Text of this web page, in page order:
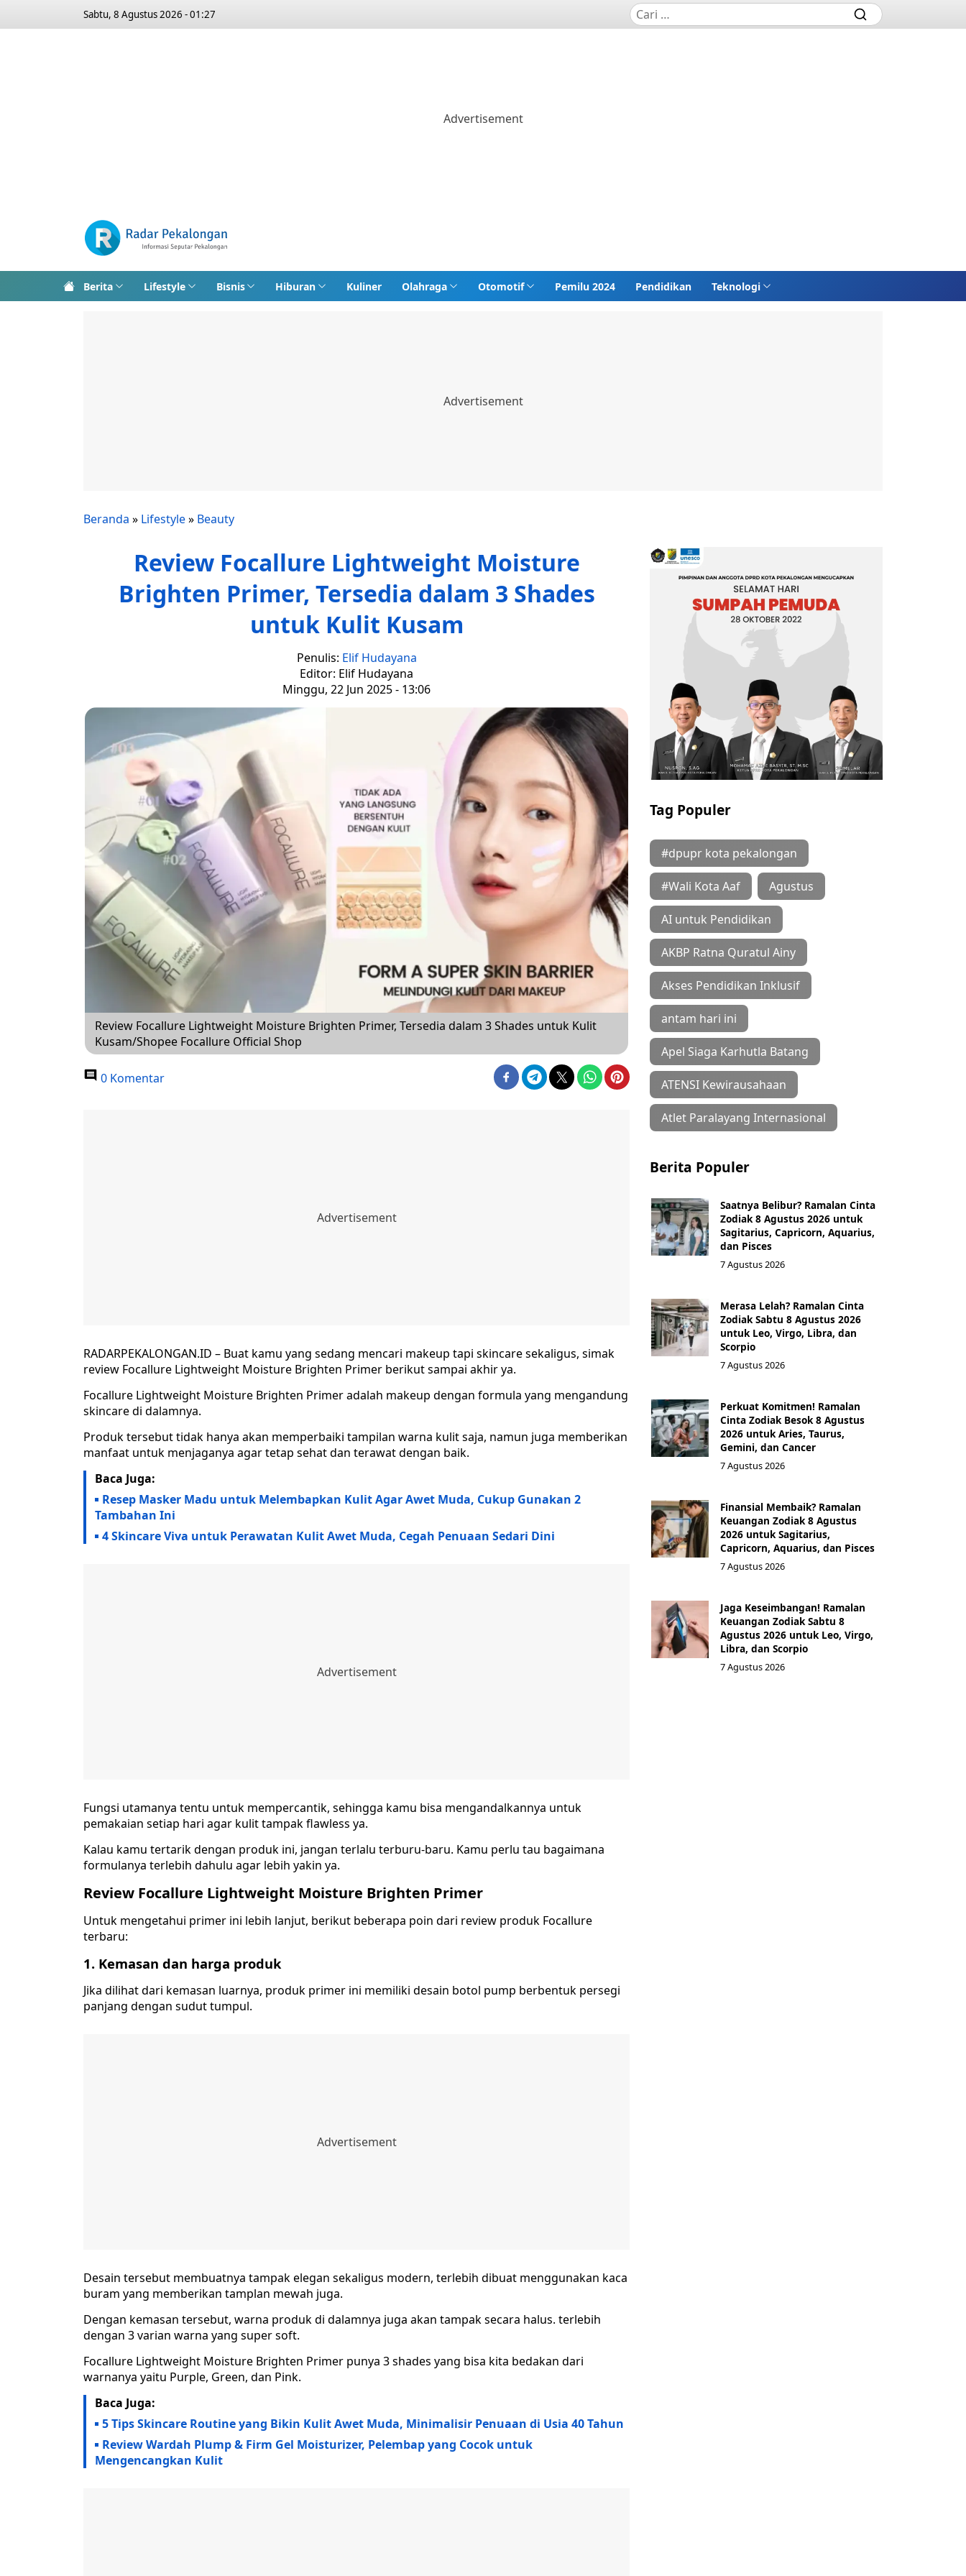
Sabtu, 8 Agustus 2026 - 01:27
Berita Lifestyle Bisnis Hiburan Kuliner Olahraga Otomotif Pemilu 2024 Pendidikan Teknologi
Beranda » Lifestyle» Beauty
Review Focallure Lightweight Moisture
Brighten Primer, Tersedia dalam 3 Shades
untuk Kulit Kusam
Penulis: Elif Hudayana
Editor: Elif Hudayana
Minggu, 22 Jun 2025 - 13:06
Review Focallure Lightweight Moisture Brighten Primer, Tersedia dalam 3 Shades untuk Kulit
Kusam/Shopee Focallure Official Shop
0 Komentar
RADARPEKALONGAN.ID – Buat kamu yang sedang mencari makeup tapi skincare sekaligus, simak
review Focallure Lightweight Moisture Brighten Primer berikut sampai akhir ya.
Focallure Lightweight Moisture Brighten Primer adalah makeup dengan formula yang mengandung
skincare di dalamnya.
Produk tersebut tidak hanya akan memperbaiki tampilan warna kulit saja, namun juga memberikan
manfaat untuk menjaganya agar tetap sehat dan terawat dengan baik.
Baca Juga:
Resep Masker Madu untuk Melembapkan Kulit Agar Awet Muda, Cukup Gunakan 2
Tambahan Ini
4 Skincare Viva untuk Perawatan Kulit Awet Muda, Cegah Penuaan Sedari Dini
Fungsi utamanya tentu untuk mempercantik, sehingga kamu bisa mengandalkannya untuk
pemakaian setiap hari agar kulit tampak flawless ya.
Kalau kamu tertarik dengan produk ini, jangan terlalu terburu-baru. Kamu perlu tau bagaimana
formulanya terlebih dahulu agar lebih yakin ya.
Review Focallure Lightweight Moisture Brighten Primer
Untuk mengetahui primer ini lebih lanjut, berikut beberapa poin dari review produk Focallure
terbaru:
1. Kemasan dan harga produk
Jika dilihat dari kemasan luarnya, produk primer ini memiliki desain botol pump berbentuk persegi
panjang dengan sudut tumpul.
Desain tersebut membuatnya tampak elegan sekaligus modern, terlebih dibuat menggunakan kaca
buram yang memberikan tamplan mewah juga.
Dengan kemasan tersebut, warna produk di dalamnya juga akan tampak secara halus. terlebih
dengan 3 varian warna yang super soft.
Focallure Lightweight Moisture Brighten Primer punya 3 shades yang bisa kita bedakan dari
warnanya yaitu Purple, Green, dan Pink.
Baca Juga:
5 Tips Skincare Routine yang Bikin Kulit Awet Muda, Minimalisir Penuaan di Usia 40 Tahun
Review Wardah Plump & Firm Gel Moisturizer, Pelembap yang Cocok untuk
Mengencangkan Kulit
Tag Populer
#dpupr kota pekalongan
#Wali Kota Aaf Agustus
AI untuk Pendidikan
AKBP Ratna Quratul Ainy
Akses Pendidikan Inklusif
antam hari ini
Apel Siaga Karhutla Batang
ATENSI Kewirausahaan
Atlet Paralayang Internasional
Berita Populer
Saatnya Belibur? Ramalan Cinta
Zodiak 8 Agustus 2026 untuk
Sagitarius, Capricorn, Aquarius,
dan Pisces
7 Agustus 2026
Merasa Lelah? Ramalan Cinta
Zodiak Sabtu 8 Agustus 2026
untuk Leo, Virgo, Libra, dan
Scorpio
7 Agustus 2026
Perkuat Komitmen! Ramalan
Cinta Zodiak Besok 8 Agustus
2026 untuk Aries, Taurus,
Gemini, dan Cancer
7 Agustus 2026
Finansial Membaik? Ramalan
Keuangan Zodiak 8 Agustus
2026 untuk Sagitarius,
Capricorn, Aquarius, dan Pisces
7 Agustus 2026
Jaga Keseimbangan! Ramalan
Keuangan Zodiak Sabtu 8
Agustus 2026 untuk Leo, Virgo,
Libra, dan Scorpio
7 Agustus 2026